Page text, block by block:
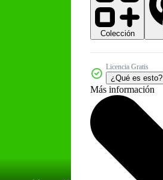
Colección
Licencia Gratis
¿Qué es esto?
Más información